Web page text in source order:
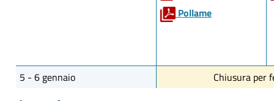
Pollame
5 - 6 gennaio Chiusura per